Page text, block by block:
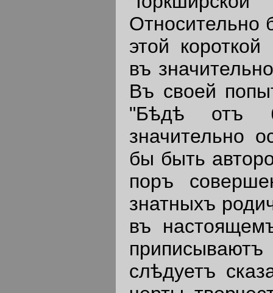
Относительно
этой
въ
Въ своей
"Бѣдѣ отъ
значительно
бы быть
поръ
знатныхъ
въ
слѣдуетъ